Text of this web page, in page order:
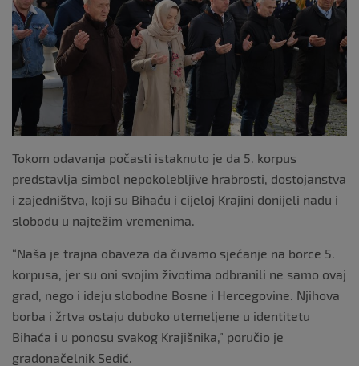
Tokom odavanja počasti istaknuto je da 5. korpus
predstavlja simbol nepokolebljive hrabrosti, dostojanstva
i zajedništva, koji su Bihaću i cijeloj Krajini donijeli nadu i
slobodu u najtežim vremenima.
“Naša je trajna obaveza da čuvamo sjećanje na borce 5.
korpusa, jer su oni svojim životima odbranili ne samo ovaj
grad, nego i ideju slobodne Bosne i Hercegovine. Njihova
borba i žrtva ostaju duboko utemeljene u identitetu
Bihaća i u ponosu svakog Krajišnika,” poručio je
gradonačelnik Sedić.